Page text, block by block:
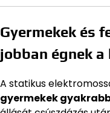
Gyermekek és
jobban égnek a
A statikus
gyermekek